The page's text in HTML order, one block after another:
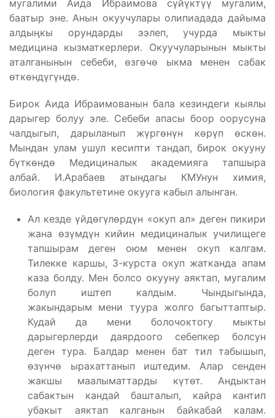
мугалими Аида Ибраимова сүйүктүү мугалим,
баатыр эне. Анын окуучулары олипиадада дайыма
алдыңкы орундарды ээлеп, учурда мыкты
медицина кызматкерлери. Окуучуларынын мыкты
аталганынын себеби, өзгөчө ыкма менен сабак
өткөндүгүндө.
Бирок Аида Ибраимованын бала кезиндеги кыялы
дарыгер болуу эле. Себеби апасы боор оорусуна
чалдыгып, дарыланып жүргөнүн көрүп өскөн.
Мындан улам ушул кесипти тандап, бирок окууну
бүткөндө Медициналык академияга тапшыра
албай. И.Арабаев атындагы КМУнун химия,
биология факультетине окууга кабыл алынган.
Ал кезде үйдөгүлөрдүн «окуп ал» деген пикири
жана өзүмдүн кийин медициналык училищеге
тапшырам деген оюм менен окуп калгам.
Тилекке каршы, 3-курста окуп жатканда апам
каза болду. Мен болсо окууну аяктап, мугалим
болуп иштеп калдым. Чындыгында,
жакындарым мени туура жолго багыттаптыр.
Кудай да мени болочоктогу мыкты
дарыгерлерди даярдоого себепкер болсун
деген тура. Балдар менен бат тил табышып,
өзүнчө ырахаттанып иштедим. Алар сенден
жакшы маалыматтарды күтөт. Андыктан
сабактын кандай башталып, кайра кантип
убакыт аяктап калганын байкабай калам.